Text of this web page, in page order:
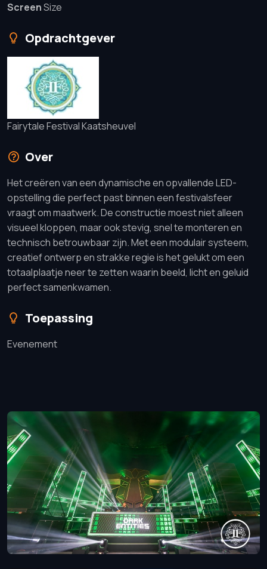
ScreenSize
Opdrachtgever
Fairytale Festival Kaatsheuvel
Over
Het creëren van een dynamische en opvallende LED-
opstelling die perfect past binnen een festivalsfeer
vraagt om maatwerk. De constructie moest niet alleen
visueel kloppen, maar ook stevig, snel te monteren en
technisch betrouwbaar zijn. Met een modulair systeem,
creatief ontwerp en strakke regie is het gelukt om een
totaalplaatje neer te zetten waarin beeld, licht en geluid
perfect samenkwamen.
Toepassing
Evenement